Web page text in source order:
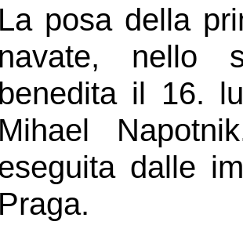
La posa della
navate, nello
benedita il 16.
Mihael
dalle
Praga.